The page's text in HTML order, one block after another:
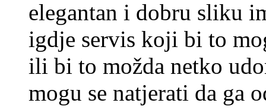
elegantan i dobru sliku
igdje servis koji bi to
ili bi to možda netko
mogu se natjerati da ga